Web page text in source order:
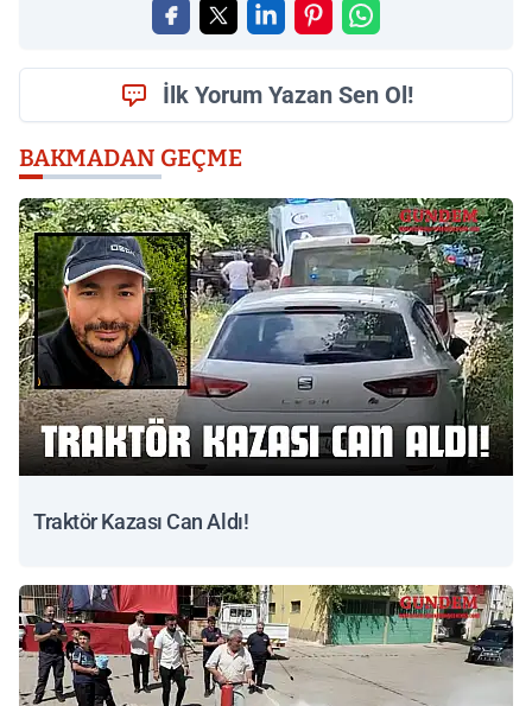
İlk Yorum Yazan Sen Ol!
BAKMADAN GEÇME
Traktör Kazası Can Aldı!